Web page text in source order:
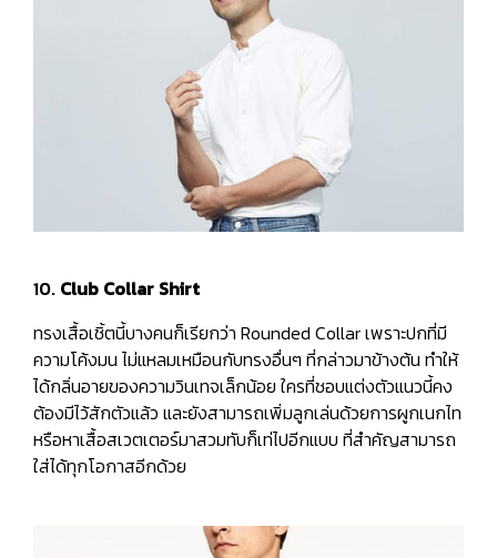
10. Club Collar Shirt
ทรงเสื้อเชิ้ตนี้บางคนก็เรียกว่า Rounded Collar เพราะปกที่มี
ความโค้งมน ไม่แหลมเหมือนกับทรงอื่นๆ ที่กล่าวมาข้างต้น ทำให้
ได้กลิ่นอายของความวินเทจเล็กน้อย ใครที่ชอบแต่งตัวแนวนี้คง
ต้องมีไว้สักตัวแล้ว และยังสามารถเพิ่มลูกเล่นด้วยการผูกเนกไท
หรือหาเสื้อสเวตเตอร์มาสวมทับก็เท่ไปอีกแบบ ที่สำคัญสามารถ
ใส่ได้ทุกโอกาสอีกด้วย